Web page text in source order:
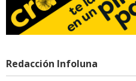
Redacción Infoluna